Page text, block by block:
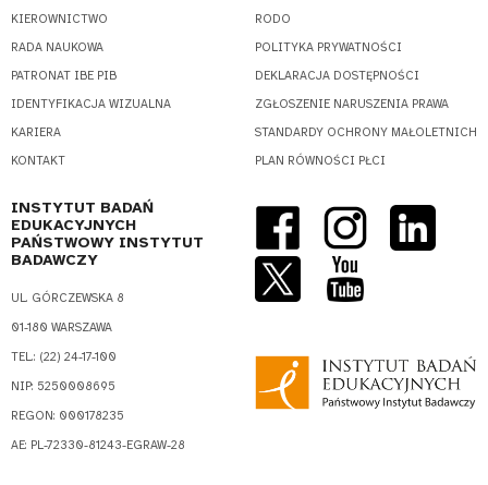
KIEROWNICTWO
RADA NAUKOWA
PATRONAT IBE PIB
IDENTYFIKACJA WIZUALNA
KARIERA
KONTAKT
RODO
POLITYKA PRYWATNOŚCI
DEKLARACJA DOSTĘPNOŚCI
ZGŁOSZENIE NARUSZENIA PRAWA
STANDARDY OCHRONY MAŁOLETNICH
PLAN RÓWNOŚCI PŁCI
INSTYTUT BADAŃ
EDUKACYJNYCH
PAŃSTWOWY INSTYTUT
BADAWCZY
UL. GÓRCZEWSKA 8
01-180 WARSZAWA
TEL.: (22) 24-17-100
NIP: 5250008695
REGON: 000178235
AE: PL-72330-81243-EGRAW-28